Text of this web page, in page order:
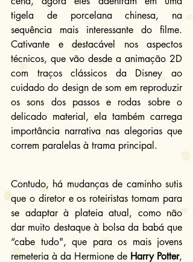
tigela de porcelana chinesa, na
sequência mais interessante do filme.
Cativante e destacável nos aspectos
técnicos, que vão desde a animação 2D
com traços clássicos da Disney ao
cuidado do design de som em reproduzir
os sons dos passos e rodas sobre o
delicado material, ela também carrega
importância narrativa nas alegorias que
correm paralelas à trama principal.
Contudo, há mudanças de caminho sutis
que o diretor e os roteiristas tomam para
se adaptar à plateia atual, como não
dar muito destaque à bolsa da babá que
“cabe tudo", que para os mais jovens
remeteria à da Hermione de Harry Potter,